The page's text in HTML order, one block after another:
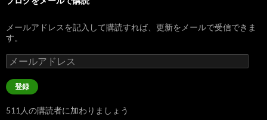
メールアドレスを記入して購読すれば、更新をメールで受信できま
す。
メ
ー
ル
ア
レ
登録
511人の購読者に加わりましょう